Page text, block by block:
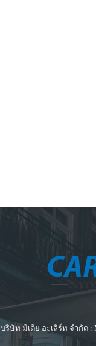
บริษัท มีเดีย อะเลิร์ท จำกัด :